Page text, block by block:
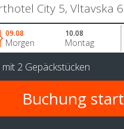
09.08
Morgen
10.08
Montag
mit 2 Gepäckstücken